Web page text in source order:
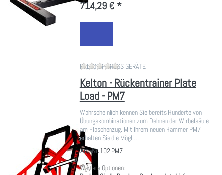
714,29 € *
KELTON FITNESS GERÄTEZu diesem Produkt liegen noch
Kelton - Rückentrainer Plate
Load - PM7
Wahrscheinlich kennen Sie bereits Hunderte von
Übungskombinationen zum Dehnen der Wirbelsäule
am Flaschenzug. Mit Ihrem neuen Hammer PM7
erhalten Sie die Mögli…
Art.-Nr.102.PM7
Weitere Optionen: